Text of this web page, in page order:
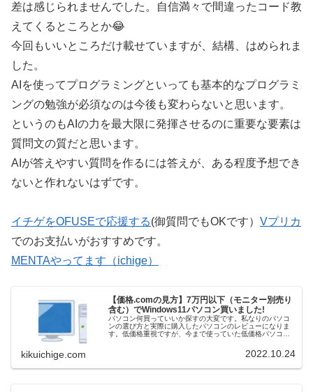
差は感じられませんでした。自信満々で間違ったコード教
えてくるところとか😂
今回もいいところだけ載せていますが、結構、はめられま
した。
AIを使ってプログラミングといっても基本的なプログラミ
ングの勉強が必須なのは今後も変わらないと思います。
というのもAIの力を最大限に発揮させるのに重要な要素は
質問文の質だと思います。
AIが答えやすい質問を作るには答えが、ある程度予想でき
ないと作れないはずです。
イチゲをOFUSEで応援する(御質問でもOKです） Vプリカ
でのお支払いがおすすめです。
MENTAやってます（ichige）
【価格.comの見方】7万円以下（モニター別売り
含む）でWindows11パソコン買いました!
パソコン何買っていいか探すの大変です。私なりのパソコ
ンの選び方と実際に購入したパソコンのレビューになりま
す。低価格重視ですが、今まで使っていた低価格パソコン
kikuichige.com 2022.10.24